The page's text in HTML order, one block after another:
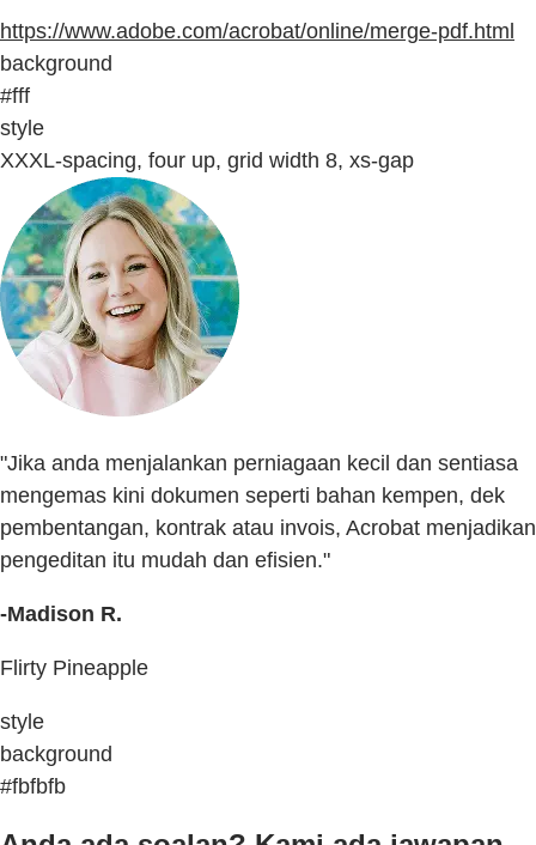
https://www.adobe.com/acrobat/online/merge-pdf.html
background
#fff
style
XXXL-spacing, four up, grid width 8, xs-gap
"Jika anda menjalankan perniagaan kecil dan sentiasa
mengemas kini dokumen seperti bahan kempen, dek
pembentangan, kontrak atau invois, Acrobat menjadikan
pengeditan itu mudah dan efisien."
-Madison R.
Flirty Pineapple
style
background
#fbfbfb